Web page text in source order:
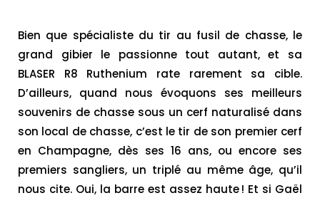
Bien que spécialiste du tir au fusil de chasse, le
grand gibier le passionne tout autant, et sa
BLASER R8 Ruthenium rate rarement sa cible.
D’ailleurs, quand nous évoquons ses meilleurs
souvenirs de chasse sous un cerf naturalisé dans
son local de chasse, c’est le tir de son premier cerf
en Champagne, dès ses 16 ans, ou encore ses
premiers sangliers, un triplé au même âge, qu’il
nous cite. Oui, la barre est assez haute ! Et si Gaël